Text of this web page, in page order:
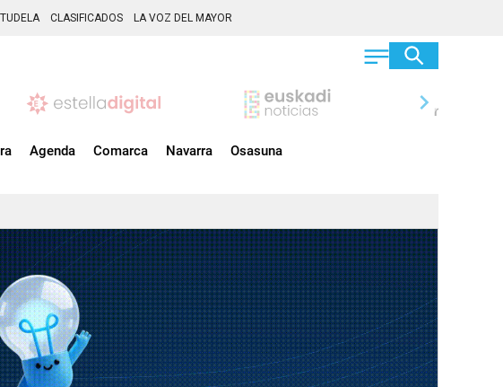
CLASIFICADOS LA VOZ DEL MAYOR
chevron_right
Agenda Comarca Navarra Osasuna